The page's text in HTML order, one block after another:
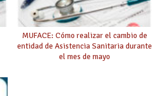
MUFACE: Cómo realizar el cambio de
entidad de Asistencia Sanitaria durante
el mes de mayo